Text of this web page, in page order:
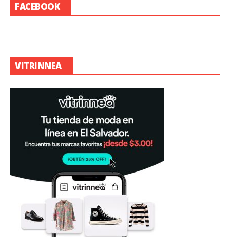
FACEBOOK
VITRINNEA